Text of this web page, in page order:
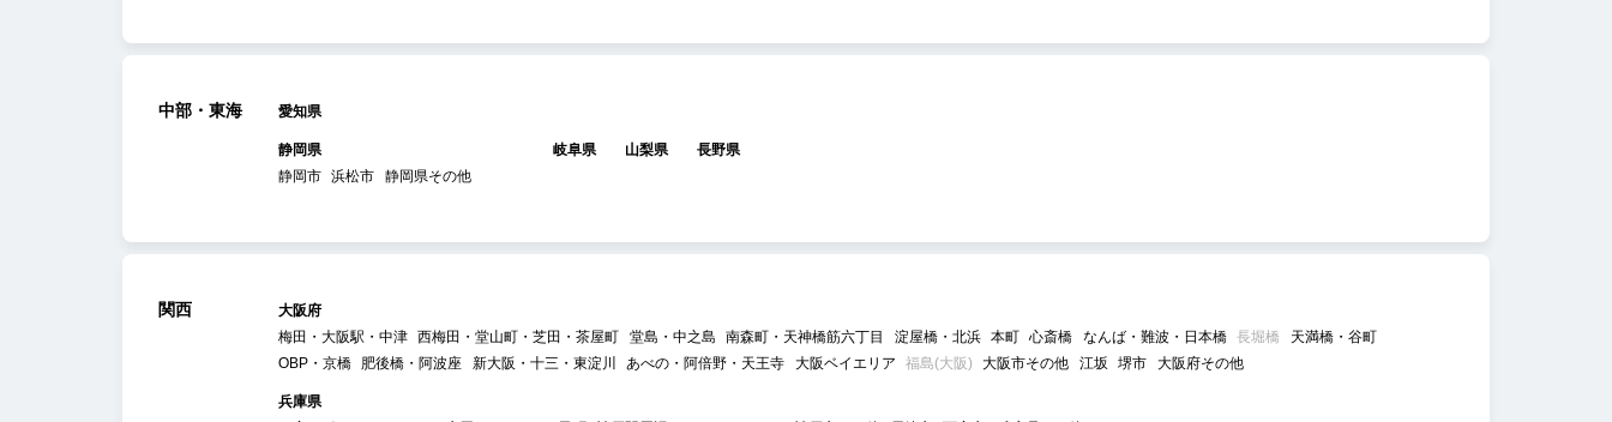
中部・東海 愛知県
静岡県
静岡市 浜松市 静岡県その他
岐阜県 山梨県 長野県
関西
大阪府
梅田・大阪駅・中津 西梅田・堂山町・芝田・茶屋町 堂島・中之島 南森町・天神橋筋六丁目 淀屋橋・北浜 本町 心斎橋 なんば・難波・日本橋 長堀橋
天満橋・谷町
OBP・京橋
肥後橋・阿波座 新大阪・十三・東淀川 あべの・阿倍野・天王寺 大阪ベイエリア 福島(大阪) 大阪市その他 江坂 堺市 大阪府その他
兵庫県